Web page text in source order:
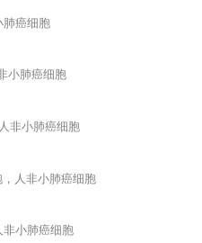
肺癌细胞
小肺癌细胞
非小肺癌细胞
，人非小肺癌细胞
非小肺癌细胞